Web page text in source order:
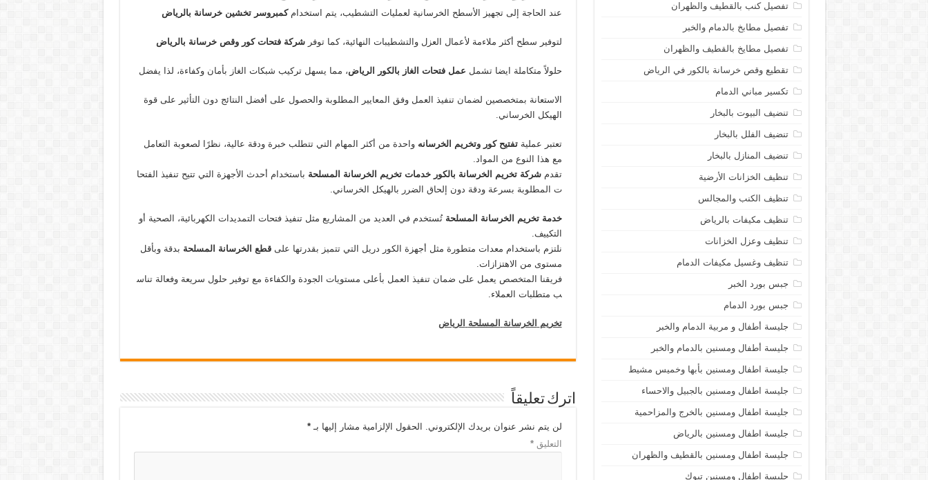
عند الحاجة إلى تجهيز الأسطح الخرسانية لعمليات التشطيب، يتم استخدامكمبروسر تخشين خرسانة بالرياض
لتوفير سطح أكثر ملاءمة لأعمال العزل والتشطيبات النهائية، كما توفرشركة فتحات كور وقص خرسانة بالرياض
حلولاً متكاملة ايضا تشمل عمل فتحات الغاز بالكور الرياض، مما يسهل تركيب شبكات الغاز بأمان وكفاءة، لذا يفضل
الاستعانة بمتخصصين لضمان تنفيذ العمل وفق المعايير المطلوبة والحصول على أفضل النتائج دون التأثير على قوة
الهيكل الخرساني.
تعتبر عمليةتفتيح كور وتخريم الخرسانه واحدة من أكثر المهام التي تتطلب خبرة ودقة عالية، نظرًا لصعوبة التعامل
مع هذا النوع من المواد.
تقدمشركة تخريم الخرسانة بالكور خدمات تخريم الخرسانة المسلحة باستخدام أحدث الأجهزة التي تتيح تنفيذ الفتحا
ت المطلوبة بسرعة ودقة دون إلحاق الضرر بالهيكل الخرساني.
خدمة تخريم الخرسانة المسلحة تُستخدم في العديد من المشاريع مثل تنفيذ فتحات التمديدات الكهربائية، الصحية أو
التكييف.
نلتزم باستخدام معدات متطورة مثل أجهزة الكور دريل التي تتميز بقدرتها علىقطع الخرسانة المسلحة بدقة وبأقل
مستوى من الاهتزازات.
فريقنا المتخصص يعمل على ضمان تنفيذ العمل بأعلى مستويات الجودة والكفاءة مع توفير حلول سريعة وفعالة تناس
ب متطلبات العملاء.
تخريم الخرسانة المسلحة الرياض
اترك تعليقاً
لن يتم نشر عنوان بريدك الإلكتروني. الحقول الإلزامية مشار إليها بـ*
التعليق*
تفصيل كنب بالقطيف والظهران
تفصيل مطابخ بالدمام والخبر
تفصيل مطايخ بالقطيف والظهران
تقطيع وقص خرسانة بالكور في الرياض
تكسير مباني الدمام
تنضيف البيوت بالبخار
تنضيف الفلل بالبخار
تنضيف المنازل بالبخار
تنظيف الخزانات الأرضية
تنظيف الكنب والمجالس
تنظيف مكيفات بالرياض
تنظيف وعزل الخزانات
تنظيف وغسيل مكيفات الدمام
جبس بورد الخبر
جبس بورد الدمام
جليسة أطفال و مربية الدمام والخبر
جليسة أطفال ومسنين بالدمام والخبر
جليسة اطفال ومسنين بأبها وخميس مشيط
جليسة اطفال ومسنين بالجبيل والاحساء
جليسة اطفال ومسنين بالخرج والمزاحمية
جليسة اطفال ومسنين بالرياض
جليسة اطفال ومسنين بالقطيف والظهران
جليسة اطفال ومسنين تبوك